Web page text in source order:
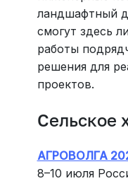
ландшафтный
смогут здесь
работы
решения для
проектов.
Сельское
АГРОВОЛГА
8–10 июля